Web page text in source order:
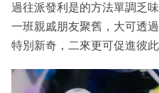
過往派發利是的方法單調乏
一班親戚朋友聚舊，大可透
特別新奇，二來更可促進彼